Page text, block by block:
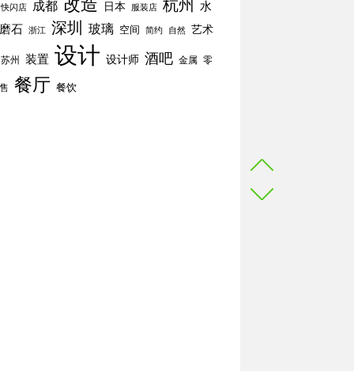
快闪店 成都 日本 服装店 杭州 水
石 浙江 深圳 玻璃 空间 简约 自然 艺术
苏州 装置 设计 设计师 酒吧 金属 零
餐厅 餐饮